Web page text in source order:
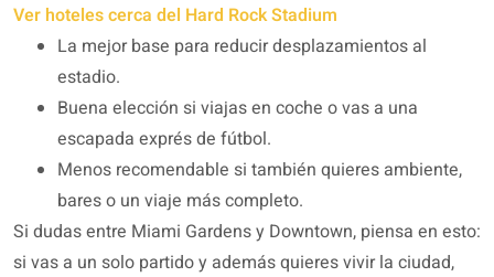
Ver hoteles cerca del Hard Rock Stadium
La mejor base para reducir desplazamientos al
estadio.
Buena elección si viajas en coche o vas a una
escapada exprés de fútbol.
Menos recomendable si también quieres ambiente,
bares o un viaje más completo.
Si dudas entre Miami Gardens y Downtown, piensa en esto:
si vas a un solo partido y además quieres vivir la ciudad,